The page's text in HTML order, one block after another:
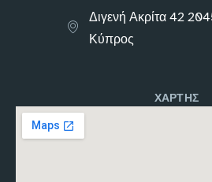
Διγενή Ακρίτα 42
Κύπρος
ΧΑΡΤΗΣ